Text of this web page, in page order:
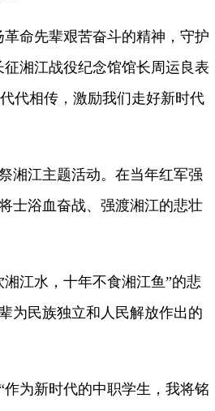
命先辈艰苦奋斗的精神，守护
湘江战役纪念馆馆长周运良表
代相传，激励我们走好新时代
江主题活动。在当年红军强
士浴血奋战、强渡湘江的悲壮
江水，十年不食湘江鱼”的悲
为民族独立和人民解放作出的
为新时代的中职学生，我将铭